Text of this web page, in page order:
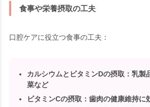
食事や栄養摂取の工夫
口腔ケアに役立つ食事の工夫：
カルシウムとビタミンDの摂取 ：乳製
菜など
ビタミンCの摂取 ：歯肉の健康維持に